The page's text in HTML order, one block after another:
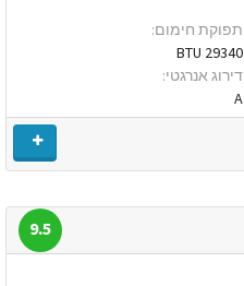
תפוקת חימום:
29340 BTU
דירוג אנרגטי:
A
9.5